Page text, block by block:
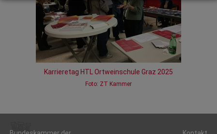
Karrieretag HTL Ortweinschule Graz 2025
Foto: ZT Kammer